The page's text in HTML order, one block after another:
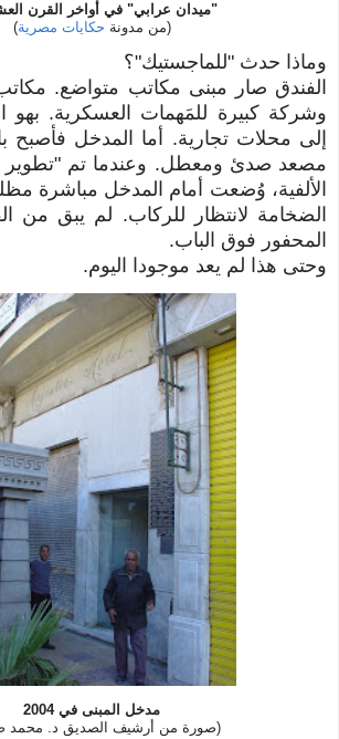
"ميدان عرابي" في أواخر القرن
(من مدونة حكايات مصرية)
وماذا حدث "للماجستيك"؟
الفندق صار مبنى مكاتب متواضع.
وشركة كبيرة للمَهمات العسكرية. بهو
إلى محلات تجارية. أما المدخل فأصبح
مصعد صدئ ومعطل. وعندما تم "تطوير
الألفية، وُضعت
أمام المدخل مباشرة
الضخامة لانتظار للركاب. لم يبق من
المحفور فوق الباب.
وحتى هذا لم يعد موجودا اليوم.
مدخل المبنى في 2004
(صورة من أرشيف الصديق د. محمد